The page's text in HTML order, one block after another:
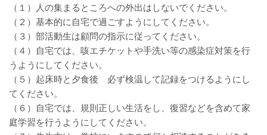
（１）人の集まるところへの外出はしないでください。
（２）基本的に自宅で過ごすようにしてください。
（３）部活動生は顧問の指示に従ってください。
（４）自宅では、咳エチケットや手洗い等の感染症対策を行
うようにしてください。
（５）起床時と夕食後 必ず検温して記録をつけるようにし
てください。
（６）自宅では、規則正しい生活をし、復習などを含めて家
庭学習を行うようにしてください。